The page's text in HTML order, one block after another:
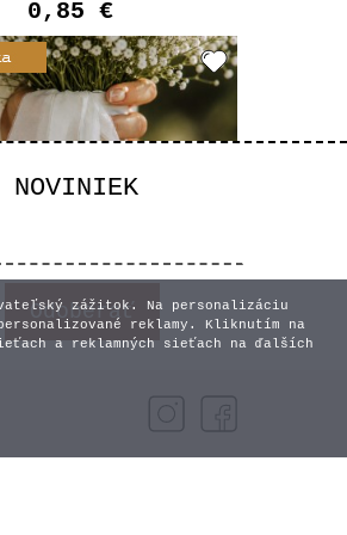
0,85 €
svadobná
- trhaná biela
4,00 €
NOVINIEK
zážitok. Na personalizáciu
reklamy. Kliknutím na
a reklamných sieťach na ďalších